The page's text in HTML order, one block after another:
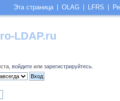
LDAP.ru
войдите или зарегистрируйтесь
Эта страница OLAG LFRS